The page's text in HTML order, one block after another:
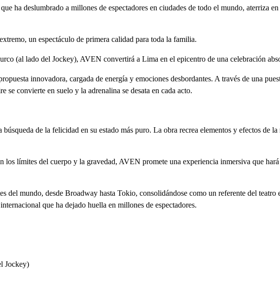
ha deslumbrado a millones de espectadores en ciudades de todo el mundo, aterriza
un espectáculo de primera calidad para toda la familia.
(al lado del Jockey), AVEN convertirá a Lima en el epicentro de una celebración
innovadora, cargada de energía y emociones desbordantes. A través de una
se convierte en suelo y la adrenalina se desata en cada acto.
de la felicidad en su estado más puro. La obra recrea elementos y efectos de
los límites del cuerpo y la gravedad, AVEN promete una experiencia inmersiva que
del mundo, desde Broadway hasta Tokio, consolidándose como un referente del
que ha dejado huella en millones de espectadores.
Jockey)